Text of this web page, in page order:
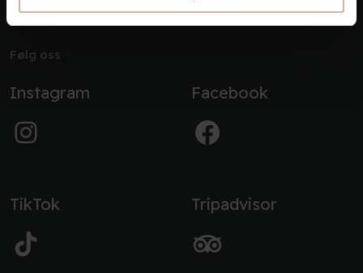
Følg oss
Instagram Facebook
TikTok Tripadvisor